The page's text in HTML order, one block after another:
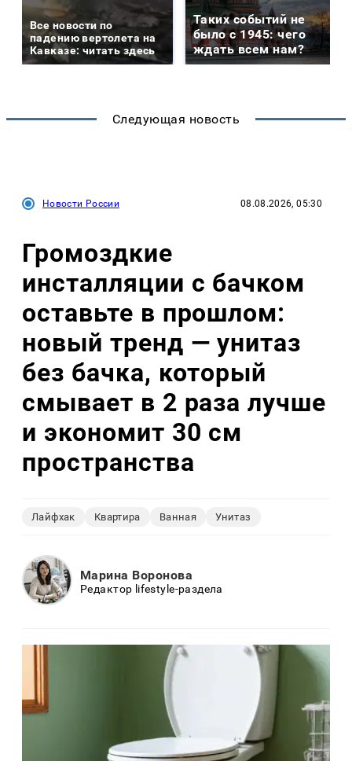
Все новости по
падению вертолета на
Кавказе: читать здесь
Таких событий не
было с 1945: чего
ждать всем нам?
Следующая новость
Новости России 08.08.2026, 05:30
Громоздкие
инсталляции с бачком
оставьте в прошлом:
новый тренд — унитаз
без бачка, который
смывает в 2 раза лучше
и экономит 30 см
пространства
Лайфхак Квартира Ванная Унитаз
Марина Воронова
Редактор lifestyle-раздела